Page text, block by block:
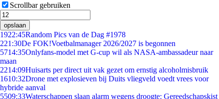
Scrollbar gebruiken
opslaan
1922:45Random Pics van de Dag #1978
221:30De FOK!Voetbalmanager 2026/2027 is begonnen
5714:35Onlyfans-model met G-cup wil als NASA-ambassadeur naar
maan
2214:09Huisarts per direct uit vak gezet om ernstig alcoholmisbruik
1610:32Drone met explosieven bij Duits vliegveld voedt vrees voor
hybride aanval
5509:33Waterschappen slaan alarm wegens droogte: Gereedschapskist